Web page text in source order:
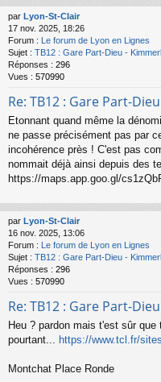
par Lyon-St-Clair
17 nov. 2025, 18:26
Forum : Le forum de Lyon en Lignes
Sujet : TB12 : Gare Part-Dieu -
Réponses : 296
Vues : 570990
Re: TB12 : Gare Part-
Etonnant quand même la
ne passe précisément pas par
incohérence près ! C'est pas
nommait déjà ainsi depuis des
https://maps.app.goo.gl/
par Lyon-St-Clair
16 nov. 2025, 13:06
Forum : Le forum de Lyon en Lignes
Sujet : TB12 : Gare Part-Dieu -
Réponses : 296
Vues : 570990
Re: TB12 : Gare Part-
Heu ? pardon mais t'est sûr
pourtant... https://www.tcl.fr/
Montchat Place Ronde